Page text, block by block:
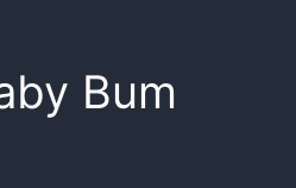
Bum